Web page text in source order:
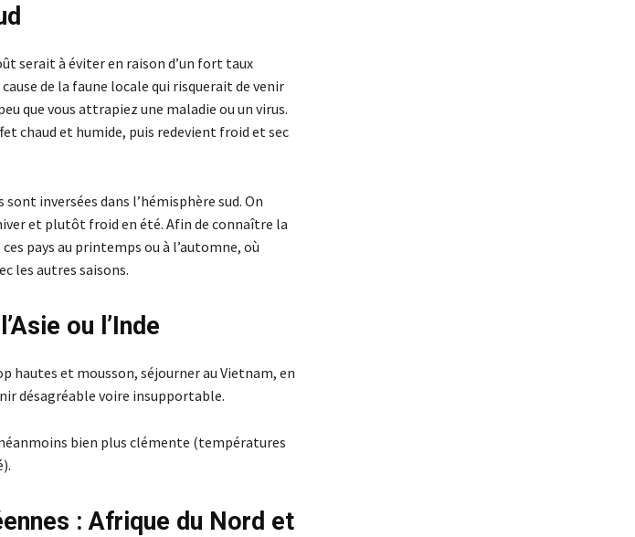
serait à éviter en raison d’un fort taux
de la faune locale qui risquerait de venir
que vous attrapiez une maladie ou un virus.
chaud et humide, puis redevient froid et sec
inversées dans l’hémisphère sud. On
et plutôt froid en été. Afin de connaître la
pays au printemps ou à l’automne, où
les autres saisons.
ou l’Inde
et mousson, séjourner au Vietnam, en
désagréable voire insupportable.
bien plus clémente (températures
: Afrique du Nord et